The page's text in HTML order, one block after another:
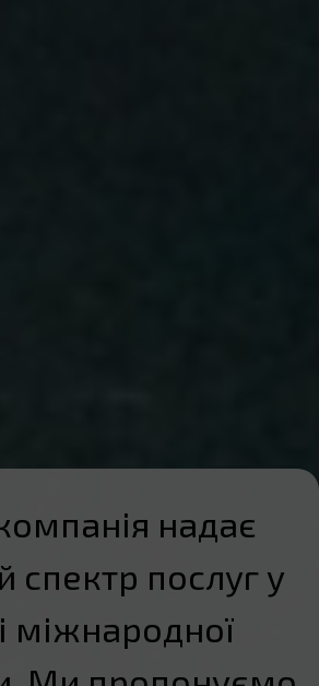
надає
спектр послуг у
міжнародної